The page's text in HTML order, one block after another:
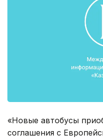
«Новые автобусы
соглашения с